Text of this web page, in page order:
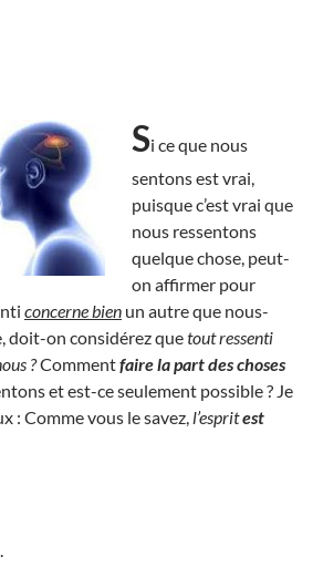
Si ce que nous
sentons est vrai,
puisque c’est vrai que
nous ressentons
quelque chose, peut-
on affirmer pour
concerne bien un autre que nous-
doit-on considérez quetout ressenti
?Commentfaire la part des choses
et est-ce seulement possible ? Je
: Comme vous le savez, l’espritest